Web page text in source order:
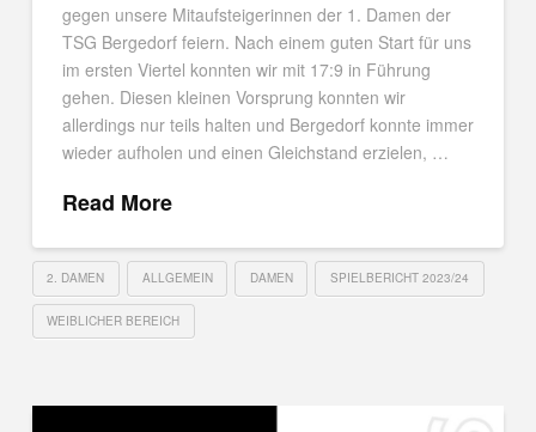
gegen unsere Mitaufsteigerinnen der 1. Damen der
TSG Bergedorf feiern. Nach einem guten Start für uns
im ersten Viertel konnten wir mit 17:9 in Führung
gehen. Diesen kleinen Vorsprung konnten wir
allerdings nur teils halten und Bergedorf konnte immer
wieder aufholen und einen Gleichstand erzielen, …
Read More
2. DAMEN ALLGEMEIN DAMEN SPIELBERICHT 2023/24
WEIBLICHER BEREICH